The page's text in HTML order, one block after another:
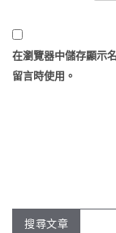
在瀏覽器中儲存顯示
留言時使用。
搜尋文章